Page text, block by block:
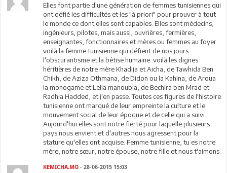
Elles font partie d'une génération de femmes tunisiennes qui
ont défié les difficultés et les "à priori" pour prouver à tout
le monde ce dont elles sont capables. Elles sont médecins,
ingénieurs, pilotes, mais aussi, ouvrières, fermières,
enseignantes, fonctionnaires et mères ou femmes au foyer.
voilà la femme tunisienne qui défient de nos jours
l'obscurantisme et la bêtise humaine. voilà les dignes
héritières de notre mère Khadija et Aicha, de Tawhida Ben
Chikh, de Aziza Othmana, de Didon ou la Kahina, de Aroua
la monogame et Lella manoubia, de Bechira ben Mrad et
Radhia Hadded, et j'en passe. Toutes ces figures de l'histoire
tunisienne ont marqué de leur empreinte la culture et le
mouvement social de leur époque et de celle qui a suivi.
Aujourd'hui elles sont notre fierté pour laquelle plusieurs
pays nous envient et d'autres nous agressent pour la
stature qu'elles ont acquise. Femme tunisienne, tu es notre
mère, notre sœur, notre épouse, notre fille et nous t'aimons.
KEMICHA.MO - 28-06-2015 15:03